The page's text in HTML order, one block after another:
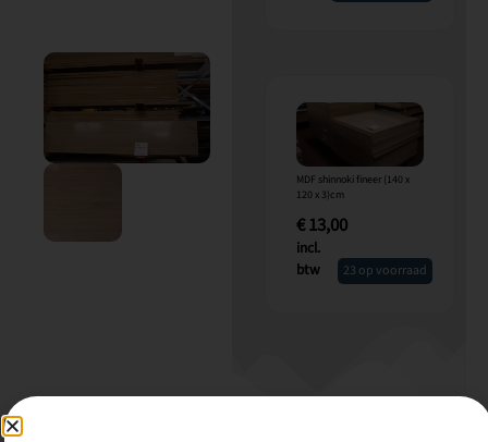
MDF shinnoki fineer (140 x
120 x 3)cm
€13,00
incl.
btw
23 op voorraad